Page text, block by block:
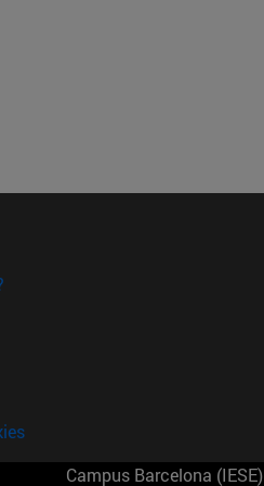
Campus Barcelona (IESE)